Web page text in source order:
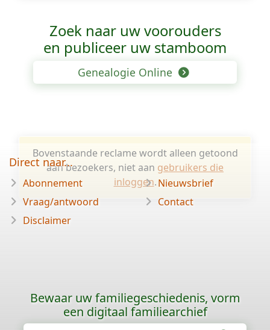
Zoek naar uw voorouders
en publiceer uw stamboom
Genealogie Online
Bovenstaande reclame wordt alleen getoond
aan bezoekers, niet aan gebruikers die
inloggen.
Direct naar...
Abonnement
Vraag/antwoord
Disclaimer
Nieuwsbrief
Contact
Bewaar uw familiegeschiedenis, vorm
een digitaal familiearchief